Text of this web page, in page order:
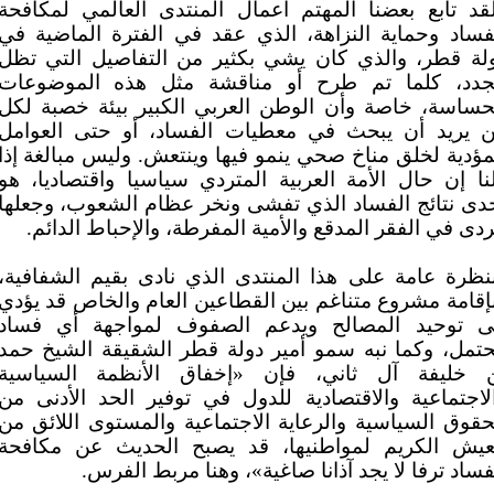
تابع بعضنا المهتم أعمال المنتدى العالمي
وحماية النزاهة، الذي عقد في الفترة الماضية
قطر، والذي كان يشي بكثير من التفاصيل التي
كلما تم طرح أو مناقشة مثل هذه
خاصة وأن الوطن العربي الكبير بيئة خصبة
يريد أن يبحث في معطيات الفساد، أو حتى
لخلق مناخ صحي ينمو فيها وينتعش. وليس مبالغة
إن حال الأمة العربية المتردي سياسيا واقتصاديا،
نتائج الفساد الذي تفشى ونخر عظام الشعوب،
في الفقر المدقع والأمية المفرطة، والإحباط الدائم.
عامة على هذا المنتدى الذي نادى بقيم
مشروع متناغم بين القطاعين العام والخاص قد
توحيد المصالح ويدعم الصفوف لمواجهة أي
وكما نبه سمو أمير دولة قطر الشقيقة الشيخ
خليفة آل ثاني، فإن «إخفاق الأنظمة
والاقتصادية للدول في توفير الحد الأدنى
السياسية والرعاية الاجتماعية والمستوى اللائق
الكريم لمواطنيها، قد يصبح الحديث عن
ترفا لا يجد آذانا صاغية»، وهنا مربط الفرس.